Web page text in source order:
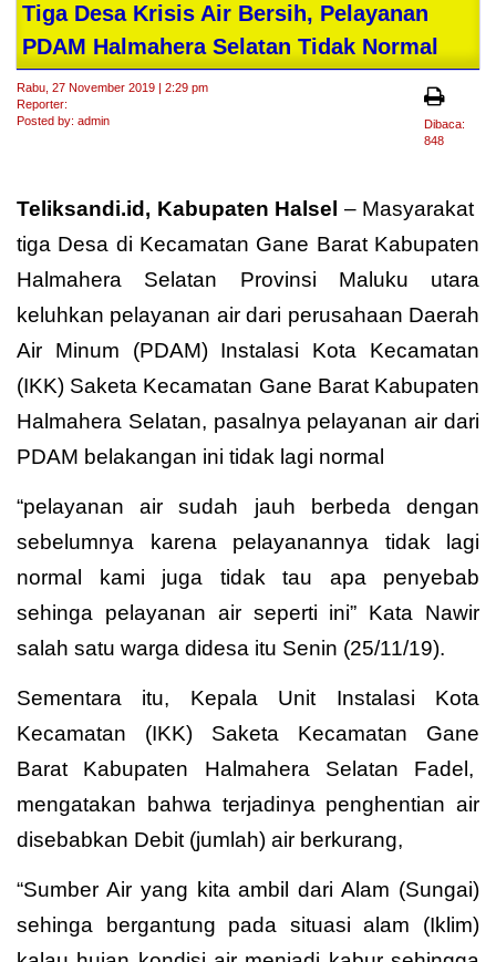
Tiga Desa Krisis Air Bersih, Pelayanan
PDAM Halmahera Selatan Tidak Normal
Rabu, 27 November 2019 | 2:29 pm
Reporter:
Posted by: admin
Dibaca:
848
Teliksandi.id, Kabupaten Halsel – Masyarakat
tiga Desa di Kecamatan Gane Barat Kabupaten
Halmahera Selatan Provinsi Maluku utara
keluhkan pelayanan air dari perusahaan Daerah
Air Minum (PDAM) Instalasi Kota Kecamatan
(IKK) Saketa Kecamatan Gane Barat Kabupaten
Halmahera Selatan, pasalnya pelayanan air dari
PDAM belakangan ini tidak lagi normal
“pelayanan air sudah jauh berbeda dengan
sebelumnya karena pelayanannya tidak lagi
normal kami juga tidak tau apa penyebab
sehinga pelayanan air seperti ini” Kata Nawir
salah satu warga didesa itu Senin (25/11/19).
Sementara itu, Kepala Unit Instalasi Kota
Kecamatan (IKK) Saketa Kecamatan Gane
Barat Kabupaten Halmahera Selatan Fadel,
mengatakan bahwa terjadinya penghentian air
disebabkan Debit (jumlah) air berkurang,
“Sumber Air yang kita ambil dari Alam (Sungai)
sehinga bergantung pada situasi alam (Iklim)